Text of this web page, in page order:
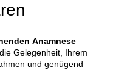
Anamnese
Gelegenheit, Ihrem
und genügend